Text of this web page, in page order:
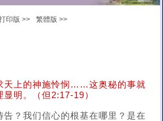
印版 >> 繁體版 >>
上的神施怜悯……这奥秘的事就
明。（但2:17-19）
告？我们信心的根基在哪里？是在